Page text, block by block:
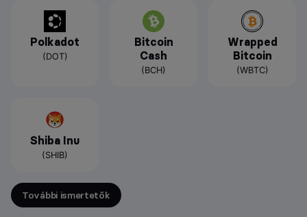
Polkadot
(DOT)
Bitcoin
Cash
(BCH)
Wrapped
Bitcoin
(WBTC)
Shiba Inu
(SHIB)
További ismertetők